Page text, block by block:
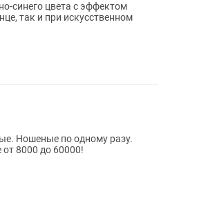
синего цвета с эффектом
так и при искусственном
Ношеные по одному разу.
8000 до 60000!